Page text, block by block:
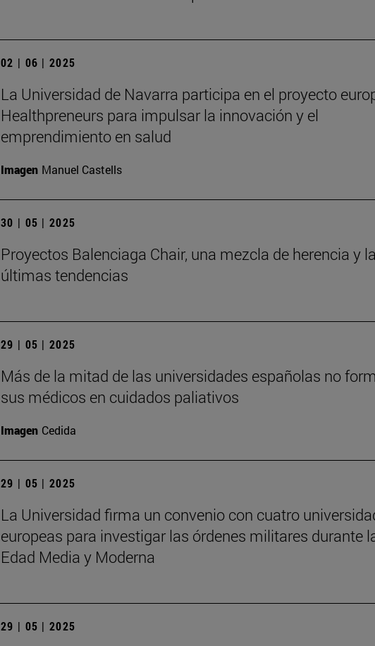
02 | 06 | 2025
La Universidad de Navarra participa en el proyecto
Healthpreneurs para impulsar la innovación y el
emprendimiento en salud
Imagen Manuel Castells
30 | 05 | 2025
Proyectos Balenciaga Chair, una mezcla de herencia y
últimas tendencias
29 | 05 | 2025
Más de la mitad de las universidades españolas no
sus médicos en cuidados paliativos
Imagen Cedida
29 | 05 | 2025
La Universidad firma un convenio con cuatro
europeas para investigar las órdenes militares durante
Edad Media y Moderna
29 | 05 | 2025